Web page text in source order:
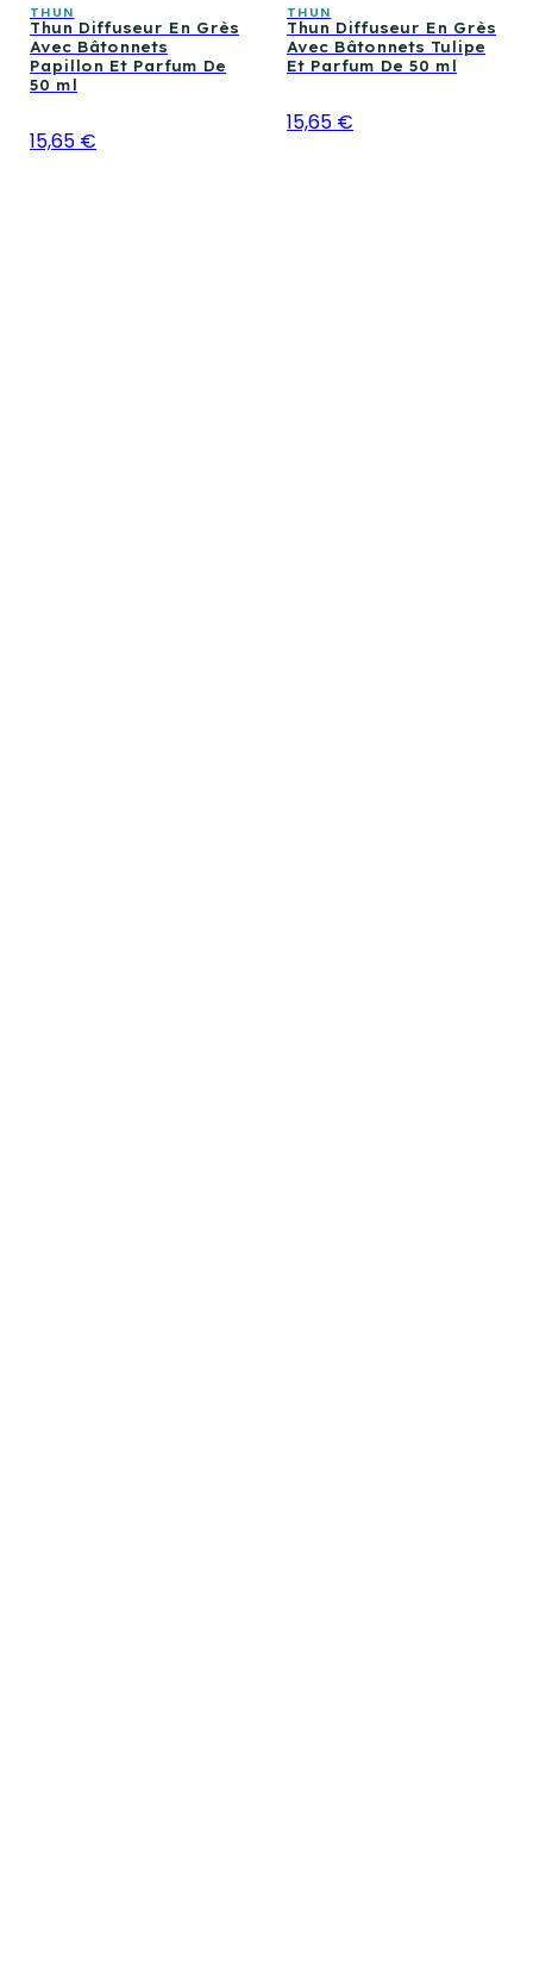
THUN
Thun Diffuseur En Grès
Avec Bâtonnets
Papillon Et Parfum De
50 ml
15,65 €
THUN
Thun Diffuseur En Grès
Avec Bâtonnets Tulipe
Et Parfum De 50 ml
15,65 €